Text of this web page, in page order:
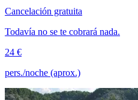
Cancelación gratuita
Todavía no se te cobrará nada.
24 €
pers./noche (aprox.)